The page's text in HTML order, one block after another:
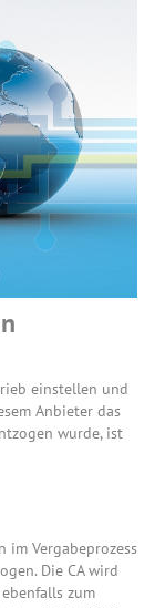
einstellen und
Anbieter das
wurde, ist
im Vergabeprozess
Die CA wird
zum